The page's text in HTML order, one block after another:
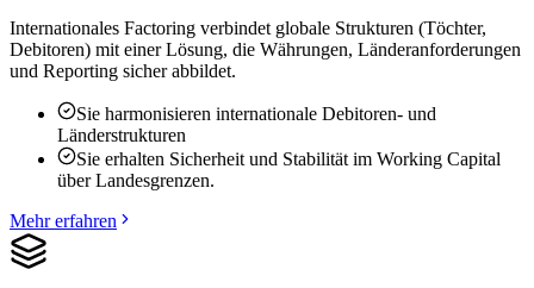
Internationales Factoring verbindet globale Strukturen (Töchter,
Debitoren) mit einer Lösung, die Währungen, Länderanforderungen
und Reporting sicher abbildet.
Sie harmonisieren internationale Debitoren- und
Länderstrukturen
Sie erhalten Sicherheit und Stabilität im Working Capital
über Landesgrenzen.
Mehr erfahren